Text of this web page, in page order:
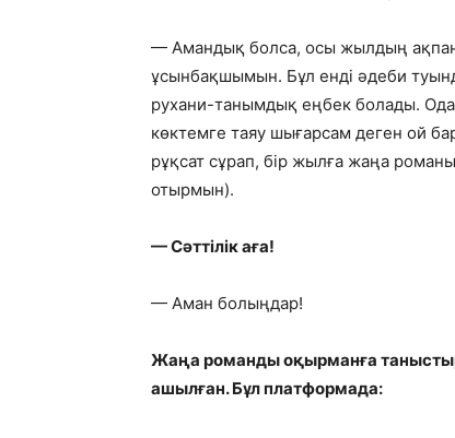
— Амандық болса, осы жылдың ақпан
ұсынбақшымын. Бұл енді әдеби
рухани-танымдық еңбек болады.
көктемге таяу шығарсам деген ой
рұқсат сұрап, бір жылға жаңа
отырмын).
— Сәттілік аға!
— Аман болыңдар!
Жаңа романды оқырманға
ашылған. Бұл платформада: